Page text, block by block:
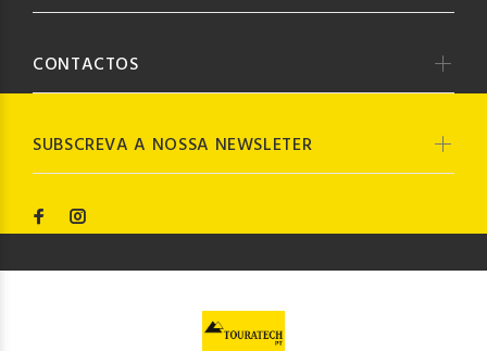
SUBSCREVA A NOSSA NEWSLETER
CONTACTOS